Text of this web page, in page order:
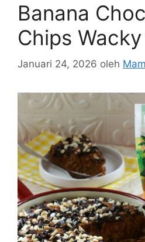
Banana
Chips
Januari 24, 2026 oleh